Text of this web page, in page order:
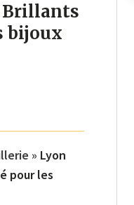
Brillants
bijoux
» Lyon
pour les